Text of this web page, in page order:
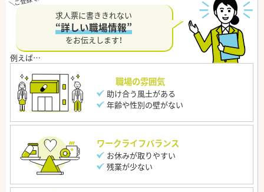
求人票に書ききれない
“詳しい職場情報”
をお伝えします！
職場の雰囲気
助け合う風土がある
年齢や性別の壁がない
ワークライフバランス
お休みが取りやすい
残業が少ない